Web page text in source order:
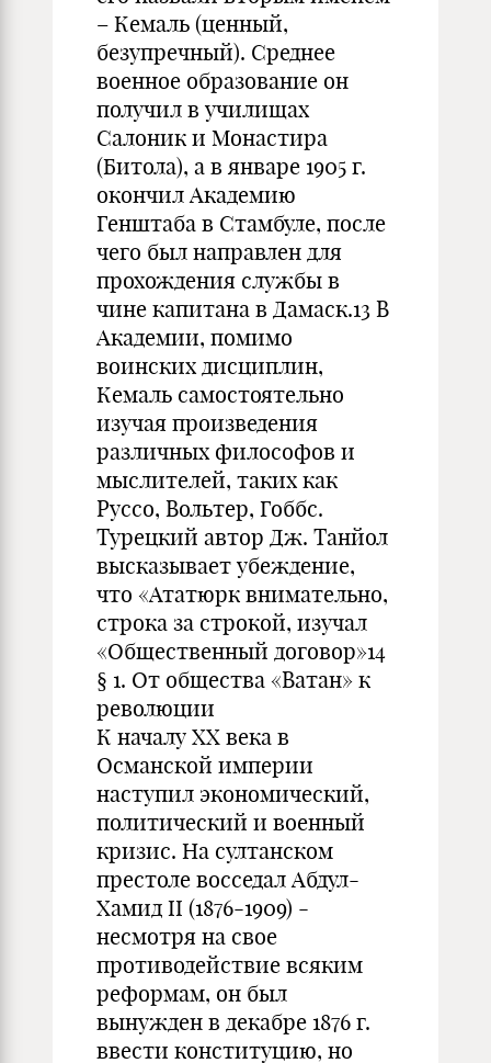
– Кемаль (ценный,
безупречный). Среднее
военное образование он
получил в училищах
Салоник и Монастира
(Битола), а в январе 1905 г.
окончил Академию
Генштаба в Стамбуле, после
чего был направлен для
прохождения службы в
чине капитана в Дамаск.13 В
Академии, помимо
воинских дисциплин,
Кемаль самостоятельно
изучая произведения
различных философов и
мыслителей, таких как
Руссо, Вольтер, Гоббс.
Турецкий автор Дж. Танйол
высказывает убеждение,
что «Ататюрк внимательно,
строка за строкой, изучал
«Общественный договор»14
§ 1. От общества «Ватан» к
революции
К началу ХХ века в
Османской империи
наступил экономический,
политический и военный
кризис. На султанском
престоле восседал Абдул-
Хамид II (1876-1909) -
несмотря на свое
противодействие всяким
реформам, он был
вынужден в декабре 1876 г.
ввести конституцию, но